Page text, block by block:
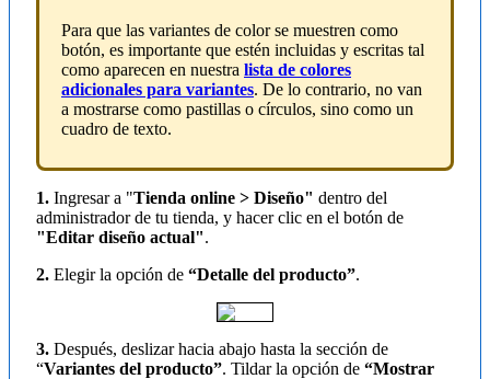
Para que las variantes de color se muestren como
botón, es importante que estén incluidas y escritas tal
como aparecen en nuestra lista de colores
adicionales para variantes. De lo contrario, no van
a mostrarse como pastillas o círculos, sino como un
cuadro de texto.
1. Ingresar a "Tienda online > Diseño" dentro del
administrador de tu tienda, y hacer clic en el botón de
"Editar diseño actual".
2. Elegir la opción de “Detalle del producto”.
3. Después, deslizar hacia abajo hasta la sección de
“Variantes del producto”. Tildar la opción de “Mostrar